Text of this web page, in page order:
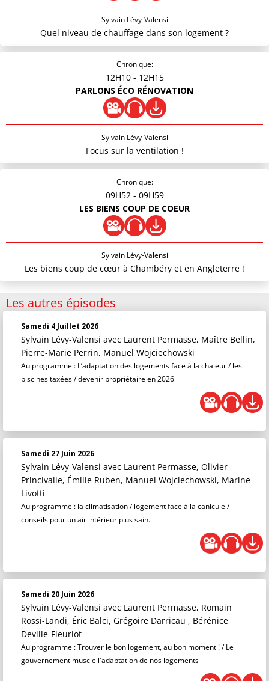
Sylvain Lévy-Valensi
Quel niveau de chauffage dans son logement ?
Chronique:
12H10 - 12H15
PARLONS ÉCO RÉNOVATION
Sylvain Lévy-Valensi
Focus sur la ventilation !
Chronique:
09H52 - 09H59
LES BIENS COUP DE COEUR
Sylvain Lévy-Valensi
Les biens coup de cœur à Chambéry et en Angleterre !
Les autres épisodes
Samedi 4 Juillet 2026
Sylvain Lévy-Valensi avec Laurent Permasse, Maître Bellin,
Pierre-Marie Perrin, Manuel Wojciechowski
Au programme : L’adaptation des logements face à la chaleur / les
piscines taxées / devenir propriétaire en 2026
Samedi 27 Juin 2026
Sylvain Lévy-Valensi avec Laurent Permasse, Olivier
Princivalle, Émilie Ruben, Manuel Wojciechowski, Marine
Livotti
Au programme : la climatisation / logement face à la canicule /
conseils pour un air intérieur plus sain.
Samedi 20 Juin 2026
Sylvain Lévy-Valensi avec Laurent Permasse, Romain
Rossi-Landi, Éric Balci, Grégoire Darricau , Bérénice
Deville-Fleuriot
Au programme : Trouver le bon logement, au bon moment ! / Le
gouvernement muscle l'adaptation de nos logements